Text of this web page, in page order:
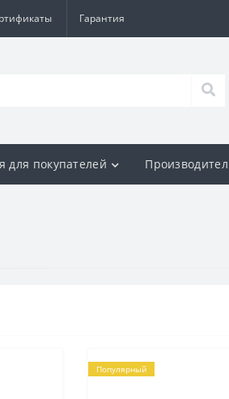
Гарантия
для покупателей
Популярный